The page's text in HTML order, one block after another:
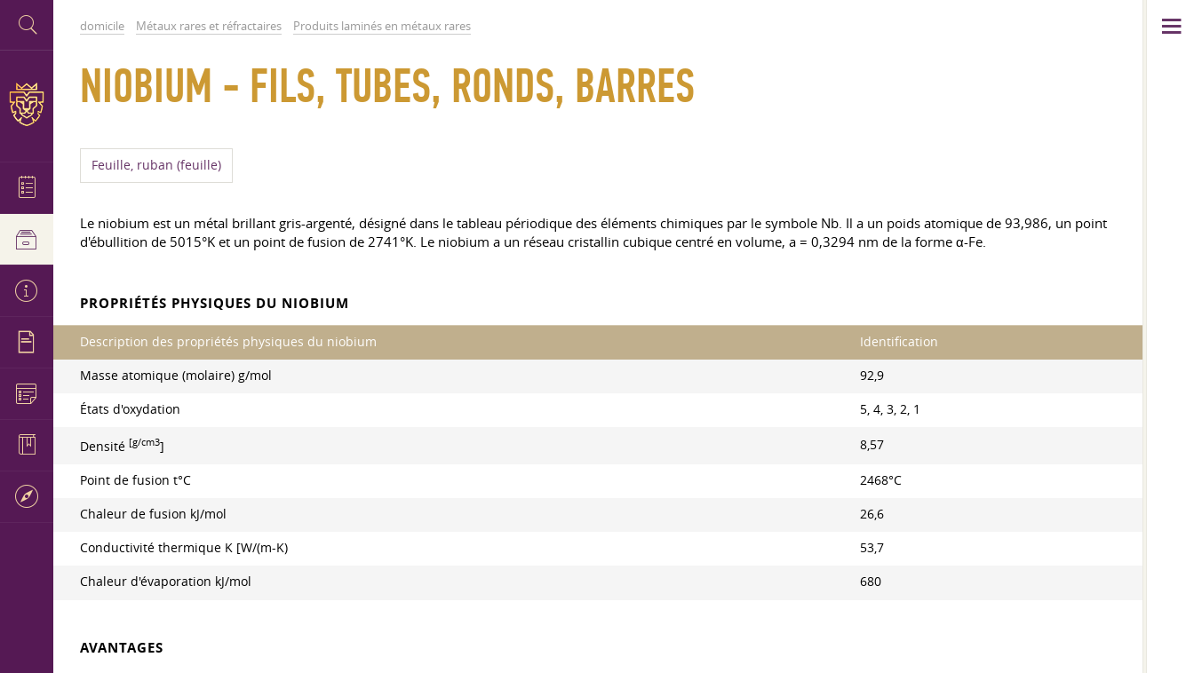
domicile Métaux rares et réfractaires Produits laminés en métaux rares
NIOBIUM - FILS, TUBES, RONDS, BARRES
Feuille, ruban (feuille)
Le niobium est un métal brillant gris-argenté, désigné dans le tableau périodique des éléments chimiques par le symbole Nb. Il a un poids atomique de 93,986, un point
d'ébullition de 5015°K et un point de fusion de 2741°K. Le niobium a un réseau cristallin cubique centré en volume, a = 0,3294 nm de la forme α-Fe.
PROPRIÉTÉS PHYSIQUES DU NIOBIUM
Description des propriétés physiques du niobium Identification
Masse atomique (molaire) g/mol 92,9
États d'oxydation 5, 4, 3, 2, 1
Densité [g/cm3] 8,57
Point de fusion t°C 2468°С
Chaleur de fusion kJ/mol 26,6
Conductivité thermique K [W/(m-K) 53,7
Chaleur d'évaporation kJ/mol 680
AVANTAGES